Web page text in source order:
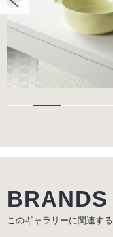
BRANDS
このギャラリーに関連する